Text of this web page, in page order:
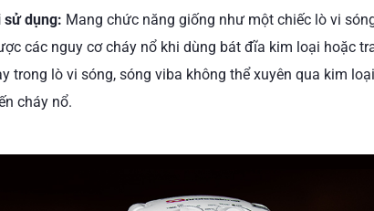
sử dụng: Mang chức năng giống như một chiếc lò vi
các nguy cơ cháy nổ khi dùng bát đĩa kim loại hoặc
trong lò vi sóng, sóng viba không thể xuyên qua kim
cháy nổ.